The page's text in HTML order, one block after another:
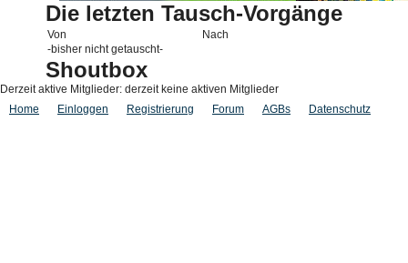
Die letzten Tausch-Vorgänge
Von
Nach
-bisher nicht getauscht-
Shoutbox
Derzeit aktive Mitglieder: derzeit keine aktiven Mitglieder
Home
Einloggen Registrierung Forum AGBs Datenschutz